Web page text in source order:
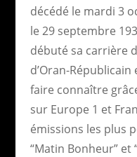
décédé le mardi 3
le 29 septembre
débuté sa carrière
d’Oran-
faire connaître
sur Europe 1 et
émissions les plus
“Matin Bonheur” et